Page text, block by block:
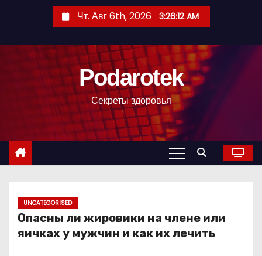
с
Чт. Авг 6th, 2026 3:26:13 AM
Podarotek
Секреты здоровья
UNCATEGORISED
Опасны ли жировики на члене или
яичках у мужчин и как их лечить